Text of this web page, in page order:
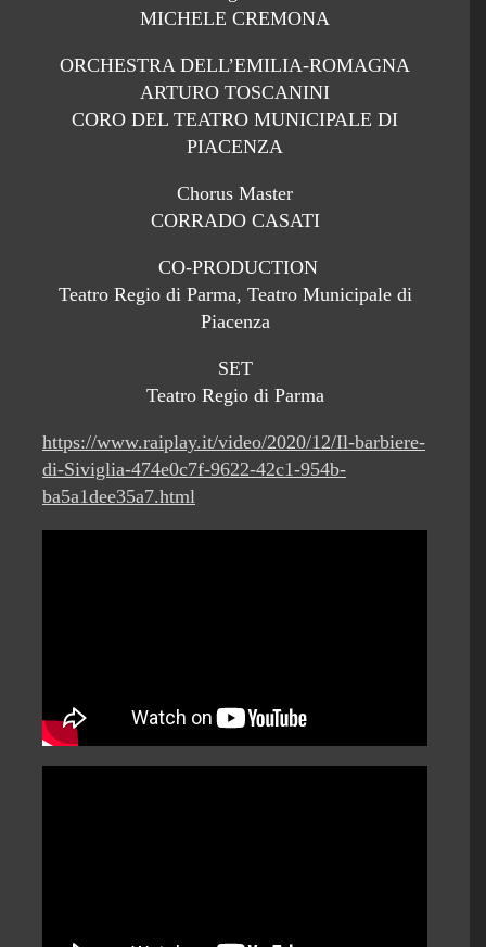
MICHELE CREMONA
ORCHESTRA DELL’EMILIA-ROMAGNA
ARTURO TOSCANINI
CORO DEL TEATRO MUNICIPALE DI
PIACENZA
Chorus Master
CORRADO CASATI
CO-PRODUCTION
Teatro Regio di Parma, Teatro Municipale di
Piacenza
SET
Teatro Regio di Parma
https://www.raiplay.it/video/2020/12/Il-barbiere-
di-Siviglia-474e0c7f-9622-42c1-954b-
ba5a1dee35a7.html